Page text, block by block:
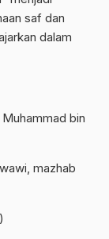
saf dan
dalam
bin
mazhab